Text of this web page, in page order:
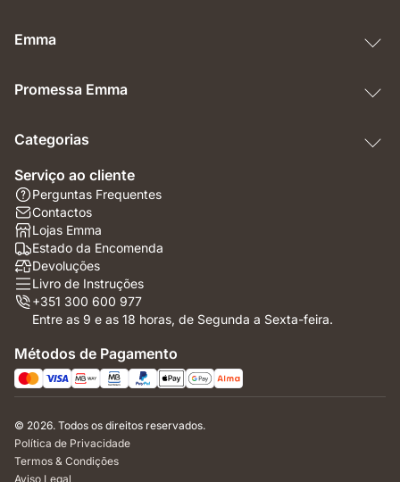
Emma
Promessa Emma
Categorias
Serviço ao cliente
Perguntas Frequentes
Contactos
Lojas Emma
Estado da Encomenda
Devoluções
Livro de Instruções
+351 300 600 977
Entre as 9 e as 18 horas, de Segunda a Sexta-feira.
Métodos de Pagamento
© 2026. Todos os direitos reservados.
Política de Privacidade
Termos & Condições
Aviso Legal